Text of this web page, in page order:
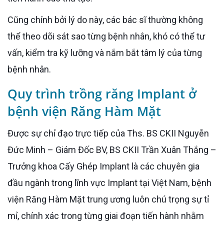
Cũng chính bởi lý do này, các bác sĩ thường không
thể theo dõi sát sao từng bệnh nhân, khó có thể tư
vấn, kiểm tra kỹ lưỡng và nắm bắt tâm lý của từng
bệnh nhân.
Quy trình trồng răng Implant ở
bệnh viện Răng Hàm Mặt
Được sự chỉ đạo trực tiếp của Ths. BS CKII Nguyễn
Đức Minh – Giám Đốc BV, BS CKII Trần Xuân Thắng –
Trưởng khoa Cấy Ghép Implant là các chuyên gia
đầu ngành trong lĩnh vực Implant tại Việt Nam, bệnh
viện Răng Hàm Mặt trung ương luôn chú trọng sự tỉ
mỉ, chính xác trong từng giai đoạn tiến hành nhằm